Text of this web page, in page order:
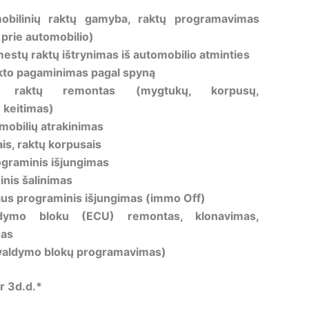
raktų gamyba, raktų programavimas
automobilio)
raktų ištrynimas iš automobilio atminties
pagaminimas pagal spyną
raktų remontas (mygtukų, korpusų,
atrakinimas
raktų korpusais
išjungimas
šalinimas
programinis išjungimas (immo Off)
bloku (ECU) remontas, klonavimas,
blokų programavimas)
3d.d.*